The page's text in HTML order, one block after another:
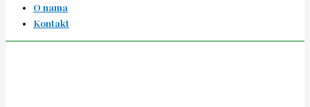
O nama
Kontakt